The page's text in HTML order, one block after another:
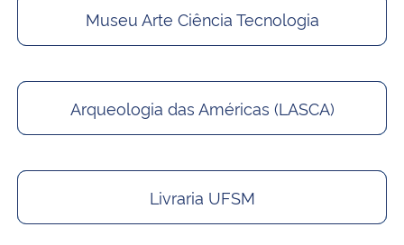
Museu Arte Ciência Tecnologia
Arqueologia das Américas (LASCA)
Livraria UFSM